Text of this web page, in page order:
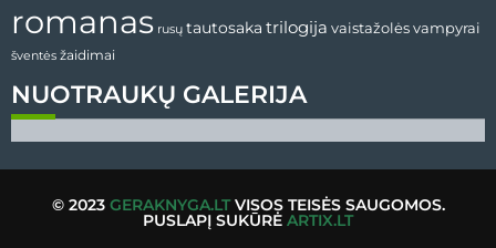
NUOTRAUKŲ GALERIJA
romanas rusų tautosaka trilogija vaistažolėsvampyrai
šventės žaidimai
© 2023 GERAKNYGA.LTVISOS TEISĖS SAUGOMOS.
PUSLAPĮ SUKŪRĖ ARTIX.LT